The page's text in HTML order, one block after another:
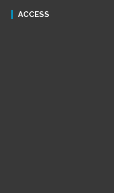
ACCESS